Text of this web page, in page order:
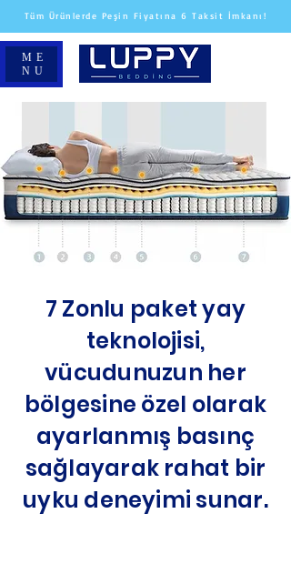
ME
NU
Tüm Ürünlerde Peşin Fiyatına 6 Taksit İmkanı!
7 Zonlu paket yay
teknolojisi,
vücudunuzun her
bölgesine özel olarak
ayarlanmış basınç
sağlayarak rahat bir
uyku deneyimi sunar.